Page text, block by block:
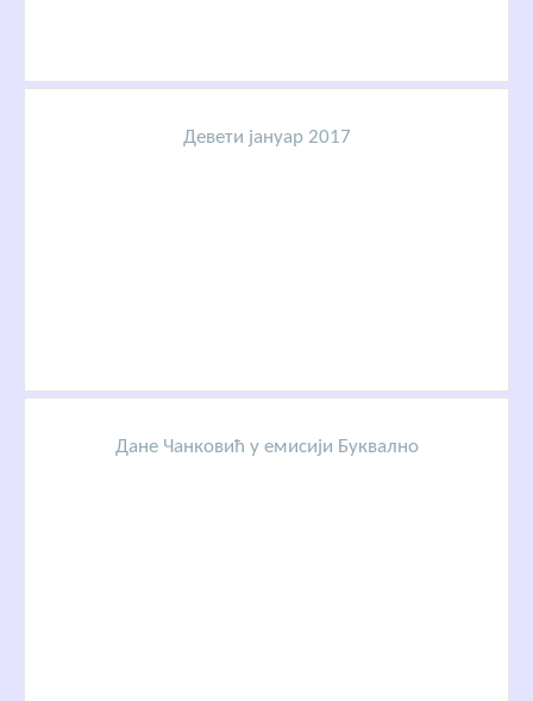
Девети јануар 2017
Дане Чанковић у емисији Буквално